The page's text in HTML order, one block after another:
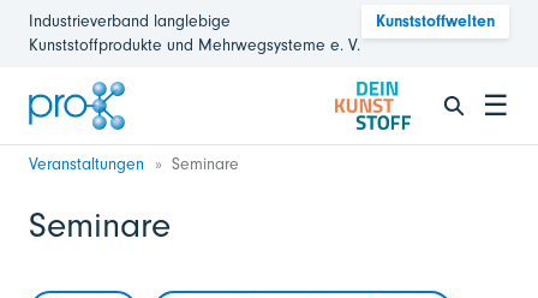
Industrieverband langlebige
Kunststoffprodukte und Mehrwegsysteme e. V.
Kunststoffwelten
☰
Veranstaltungen Seminare
Seminare